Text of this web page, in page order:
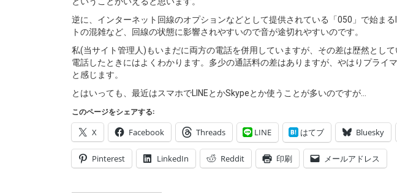
逆に、インターネット回線のオプションなどとして提供されている「050」で始ま
トの混雑など、回線の状態に影響されやすいので音が途切れやすいのです。
私(当サイト管理人)もいまだに両方の電話を併用していますが、その差は歴然とし
電話したときにはよくわかります。多少の通話料の差はありますが、やはりプライ
と感じます。
とはいっても、最近はスマホでLINEとかSkypeとか使うことが多いのですが…
このページをシェアする:
X Facebook Threads LINE はてブ Bluesky
Pinterest LinkedIn Reddit 印刷 メールアドレス